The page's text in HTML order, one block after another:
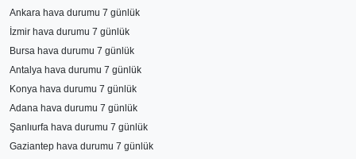
Ankara hava durumu 7 günlük
İzmir hava durumu 7 günlük
Bursa hava durumu 7 günlük
Antalya hava durumu 7 günlük
Konya hava durumu 7 günlük
Adana hava durumu 7 günlük
Şanlıurfa hava durumu 7 günlük
Gaziantep hava durumu 7 günlük